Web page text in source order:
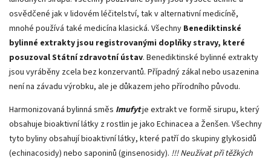
osvědčené jak v lidovém léčitelství, tak v alternativní medicíně,
mnohé používá také medicína klasická. Všechny Benediktinské
bylinné extrakty jsou registrovanými doplňky stravy, které
posuzoval Státní zdravotní ústav. Benediktinské bylinné extrakty
jsou vyráběny zcela bez konzervantů. Případný zákal nebo usazenina
není na závadu výrobku, ale je důkazem jeho přírodního původu.
Harmonizovaná bylinná směs Imufytje extrakt ve formě sirupu, který
obsahuje bioaktivní látky z rostlin je jako Echinacea a Ženšen. Všechny
tyto byliny obsahují bioaktivní látky, které patří do skupiny glykosidů
(echinacosidy) nebo saponinů (ginsenosidy). !!! Neužívat při těžkých